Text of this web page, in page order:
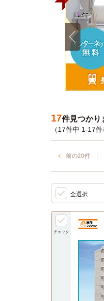
17件見つかり
（17件中 1-17件
前の20件
全選択
チェック